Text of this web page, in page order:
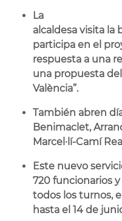
La
alcaldesa visita la
participa en el
respuesta a una
una propuesta
València”.
También abren
Benimaclet,
Marcel·lí-Camí Real
Este nuevo
720 funcionarios
todos los turnos,
hasta el 14 de